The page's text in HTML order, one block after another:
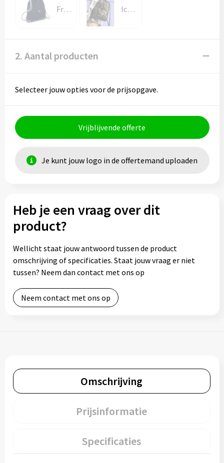
French Navy Ice Grey
2. Aantal producten
Selecteer jouw opties voor de prijsopgave.
Vrijblijvende offerte
Je kunt jouw logo in de offertemand uploaden
Heb je een vraag over dit
product?
Wellicht staat jouw antwoord tussen de product
omschrijving of specificaties. Staat jouw vraag er niet
tussen? Neem dan contact met ons op
Neem contact met ons op
Omschrijving
Prijsinformatie
Specificaties